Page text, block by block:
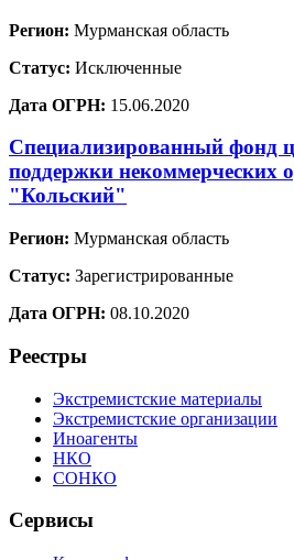
Регион: Мурманская область
Статус: Исключенные
Дата ОГРН: 15.06.2020
Специализированный фонд
поддержки некоммерческих
"Кольский"
Регион: Мурманская область
Статус: Зарегистрированные
Дата ОГРН: 08.10.2020
Реестры
Экстремистские материалы
Экстремистские организации
Иноагенты
НКО
СОНКО
Сервисы